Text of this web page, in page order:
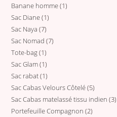
produits
Banane homme 11
Sac Diane 11
Sac Naya 77
produits
Sac Nomad 77
Tote-bag 11
produit
Sac Glam 11
produit
Sac rabat 11
produit
Sac Cabas Velours Côtelé 55
produits
Sac Cabas matelassé tissu indien 33
Portefeuille Compagnon 22